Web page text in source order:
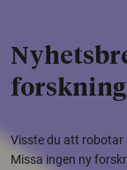
forskning
Visste du att robotar
Missa ingen ny